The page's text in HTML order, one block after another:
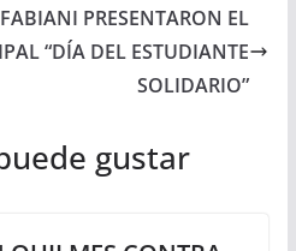
PRESENTARON EL
“DÍA DEL ESTUDIANTE
SOLIDARIO”
gustar